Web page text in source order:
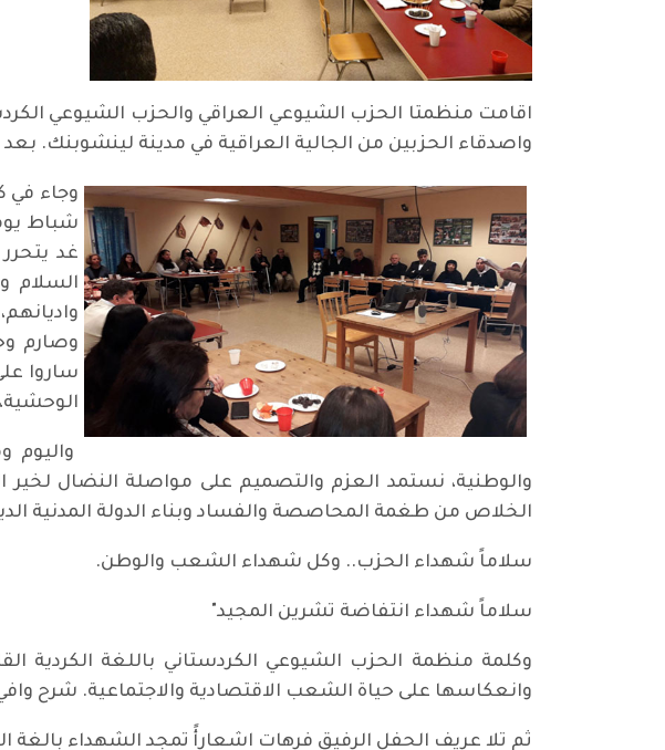
واصدقاء الحزبين من الجالية العراقية في مدينة لينشوبنك.
وجاء في
شباط
غد
السلام
وصارم
ساروا
واليوم
والوطنية، نستمد العزم والتصميم على مواصلة النضال
الخلاص من طغمة المحاصصة والفساد وبناء الدولة المدنية
سلاماً شهداء الحزب.. وكل شهداء الشعب والوطن.
سلاماً شهداء انتفاضة تشرين المجيد"
وكلمة منظمة الحزب الشيوعي الكردستاني باللغة الكردية
وانعكاسها على حياة الشعب الاقتصادية والاجتماعية. شرح
ثم تلا عريف الحفل الرفيق فرهات اشعارأً تمجد الشهداء بالغة